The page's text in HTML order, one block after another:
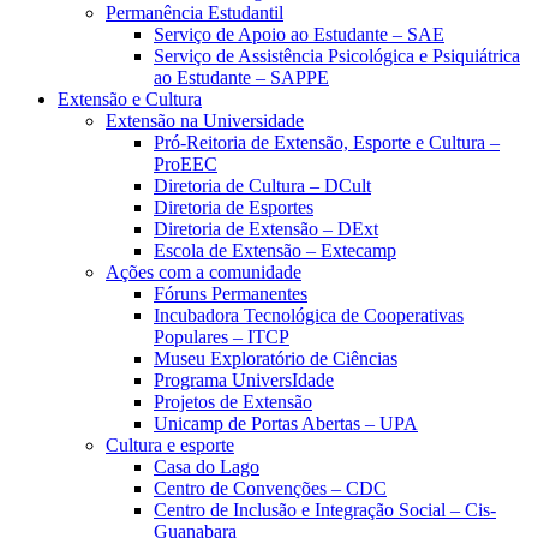
Permanência Estudantil
Serviço de Apoio ao Estudante – SAE
Serviço de Assistência Psicológica e Psiquiátrica
ao Estudante – SAPPE
Extensão e Cultura
Extensão na Universidade
Pró-Reitoria de Extensão, Esporte e Cultura –
ProEEC
Diretoria de Cultura – DCult
Diretoria de Esportes
Diretoria de Extensão – DExt
Escola de Extensão – Extecamp
Ações com a comunidade
Fóruns Permanentes
Incubadora Tecnológica de Cooperativas
Populares – ITCP
Museu Exploratório de Ciências
Programa UniversIdade
Projetos de Extensão
Unicamp de Portas Abertas – UPA
Cultura e esporte
Casa do Lago
Centro de Convenções – CDC
Centro de Inclusão e Integração Social – Cis-
Guanabara